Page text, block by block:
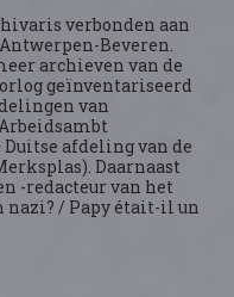
verbonden aan
Beveren.
archieven van de
geïnventariseerd
van
afdeling van de
Daarnaast
-redacteur van het
nazi? / Papy était-il un